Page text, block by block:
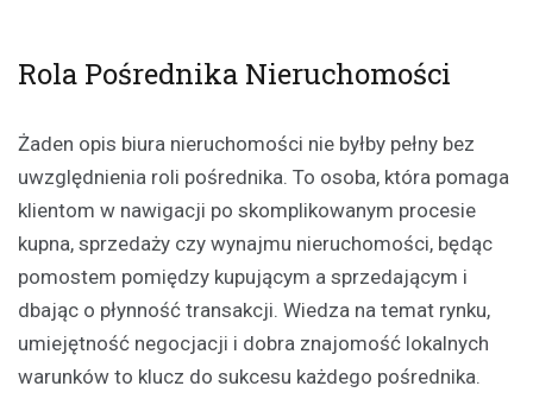
Rola Pośrednika Nieruchomości
Żaden opis biura nieruchomości nie byłby pełny bez
uwzględnienia roli pośrednika. To osoba, która pomaga
klientom w nawigacji po skomplikowanym procesie
kupna, sprzedaży czy wynajmu nieruchomości, będąc
pomostem pomiędzy kupującym a sprzedającym i
dbając o płynność transakcji. Wiedza na temat rynku,
umiejętność negocjacji i dobra znajomość lokalnych
warunków to klucz do sukcesu każdego pośrednika.